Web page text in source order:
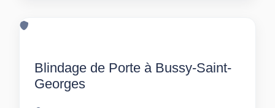
Blindage de Porte à Bussy-Saint-
Georges